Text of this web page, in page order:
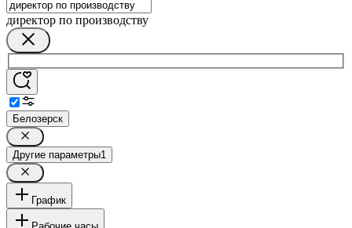
директор по производству
Белозерск
Другие параметры1
График